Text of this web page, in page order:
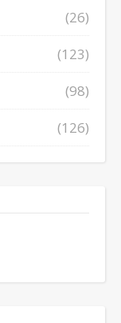
(26)
(123)
(98)
(126)